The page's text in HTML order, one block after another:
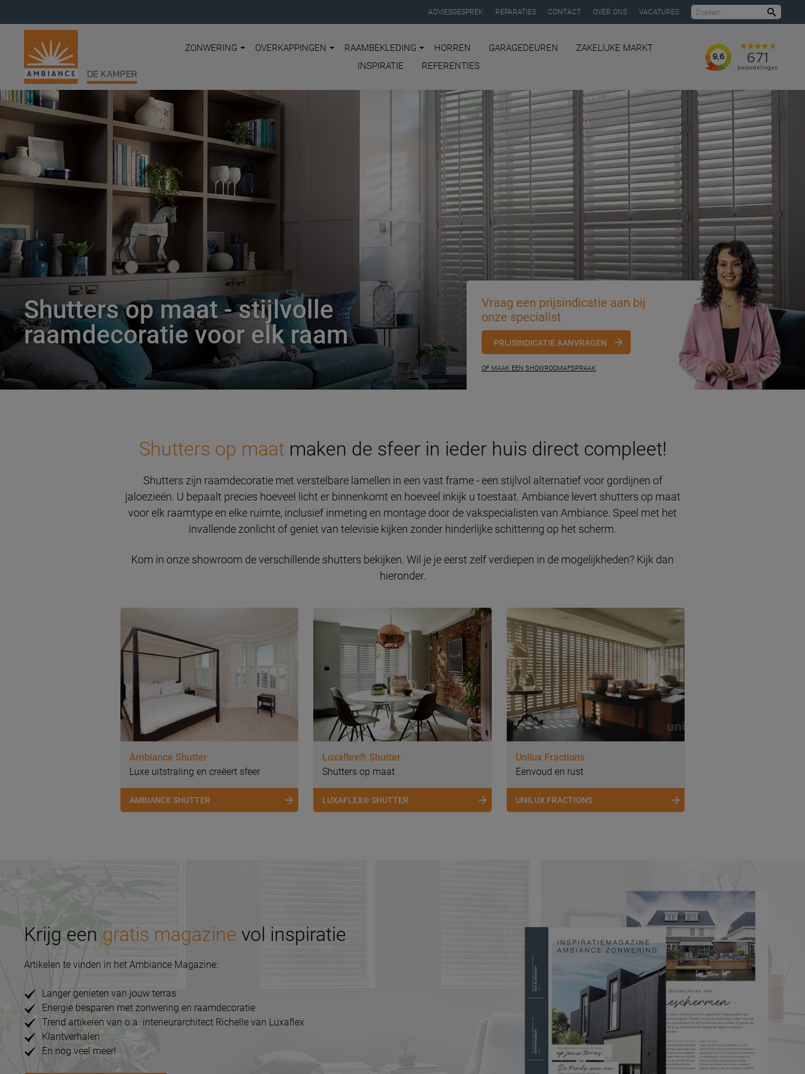
ADVIESGESPREK REPARATIES CONTACT OVER ONS VACATURES
DE KAMPER
ZONWERING OVERKAPPINGEN RAAMBEKLEDING HORREN GARAGEDEUREN
ZAKELIJKE MARKT
INSPIRATIE
REFERENTIES
Vraag een prijsindicatie aan bij
onze specialist
PRIJSINDICATIE AANVRAGEN
OF MAAK EEN SHOWROOMAFSPRAAK
Shutters op maat - stijlvolle
raamdecoratie voor elk raam
Shutters op maat maken de sfeer in ieder huis direct compleet!
Shutters zijn raamdecoratie met verstelbare lamellen in een vast frame - een stijlvol alternatief voor gordijnen of
jaloezieën. U bepaalt precies hoeveel licht er binnenkomt en hoeveel inkijk u toestaat. Ambiance levert shutters op maat
voor elk raamtype en elke ruimte, inclusief inmeting en montage door de vakspecialisten van Ambiance. Speel met het
invallende zonlicht of geniet van televisie kijken zonder hinderlijke schittering op het scherm.
Kom in onze showroom de verschillende shutters bekijken. Wil je je eerst zelf verdiepen in de mogelijkheden? Kijk dan
hieronder.
Ambiance Shutter
Luxe uitstraling en creëert sfeer
AMBIANCE SHUTTER
Luxaflex® Shutter
Shutters op maat
LUXAFLEX® SHUTTER
Unilux Fractions
Eenvoud en rust
UNILUX FRACTIONS
Krijg een gratis magazine vol inspiratie
Artikelen te vinden in het Ambiance Magazine:
Langer genieten van jouw terras
Energie besparen met zonwering en raamdecoratie
Trend artikelen van o.a. interieurarchitect Richelle van Luxaflex
Klantverhalen
En nog veel meer!